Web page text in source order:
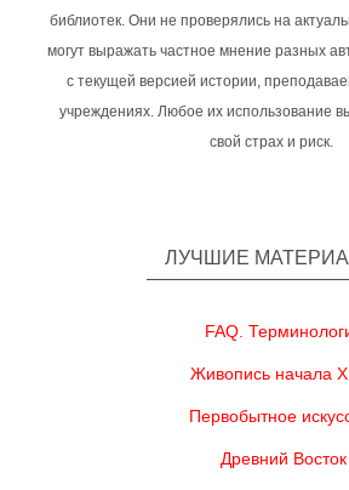
библиотек. Они не проверялись на
могут выражать частное мнение разных
с текущей версией истории,
учреждениях. Любое их использование
свой страх и риск.
ЛУЧШИЕ
FAQ.
Живопись начала
Первобытное
Древний Восток